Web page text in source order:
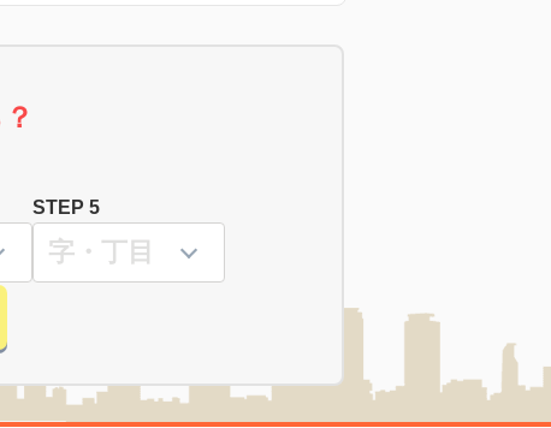
STEP 5